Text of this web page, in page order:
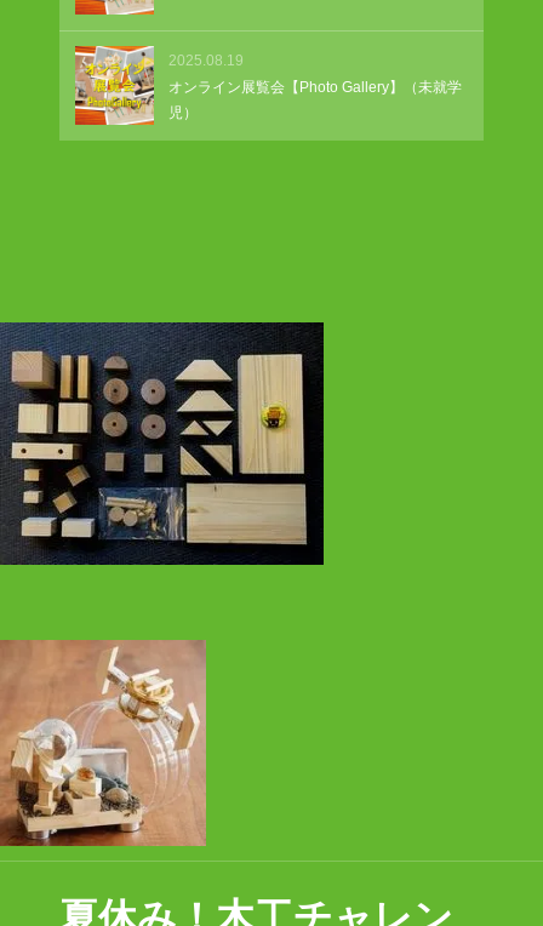
2025.08.19
オンライン展覧会【Photo Gallery】（未就学
児）
夏休み！木工チャレン